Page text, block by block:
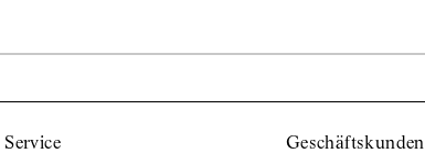
Service Geschäftskunden